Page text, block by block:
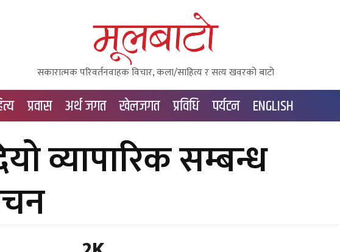
सकारात्मक परिवर्तनवाहक विचार, कला/साहित्य र सत्य खवरको बाटाे
प्रवास अर्थ जगत खेलजगत प्रविधि पर्यटन ENGLISH
व्यापारिक सम्बन्ध